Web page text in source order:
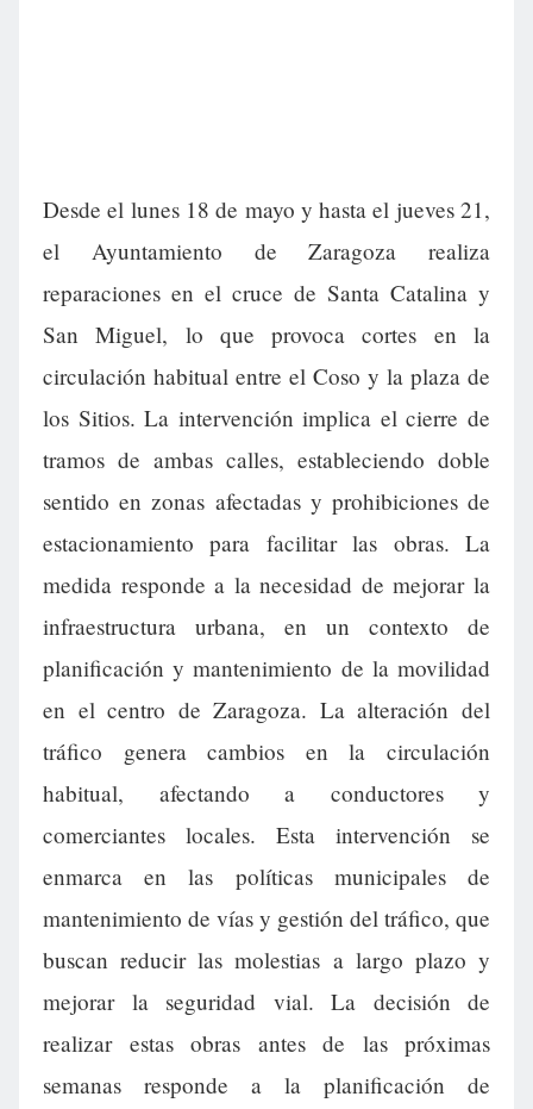
Desde el lunes 18 de mayo y hasta el jueves 21,
el Ayuntamiento de Zaragoza realiza
reparaciones en el cruce de Santa Catalina y
San Miguel, lo que provoca cortes en la
circulación habitual entre el Coso y la plaza de
los Sitios. La intervención implica el cierre de
tramos de ambas calles, estableciendo doble
sentido en zonas afectadas y prohibiciones de
estacionamiento para facilitar las obras. La
medida responde a la necesidad de mejorar la
infraestructura urbana, en un contexto de
planificación y mantenimiento de la movilidad
en el centro de Zaragoza. La alteración del
tráfico genera cambios en la circulación
habitual, afectando a conductores y
comerciantes locales. Esta intervención se
enmarca en las políticas municipales de
mantenimiento de vías y gestión del tráfico, que
buscan reducir las molestias a largo plazo y
mejorar la seguridad vial. La decisión de
realizar estas obras antes de las próximas
semanas responde a la planificación de